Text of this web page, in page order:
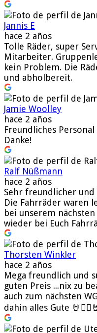
Jannis E
hace 2 años
Tolle Räder, super
Mitarbeiter.
kein Problem. Die
und abholbereit.
Jamie Woolley
hace 2 años
Freundliches
Danke!
Ralf Nüßmann
hace 2 años
Sehr freundlicher
Die Fahrräder waren
bei unserem
wieder bei Euch
Thorsten Winkler
hace 2 años
Mega freundlich und
guten Preis ...nix zu
auch zum nächsten
dahin alles Gute